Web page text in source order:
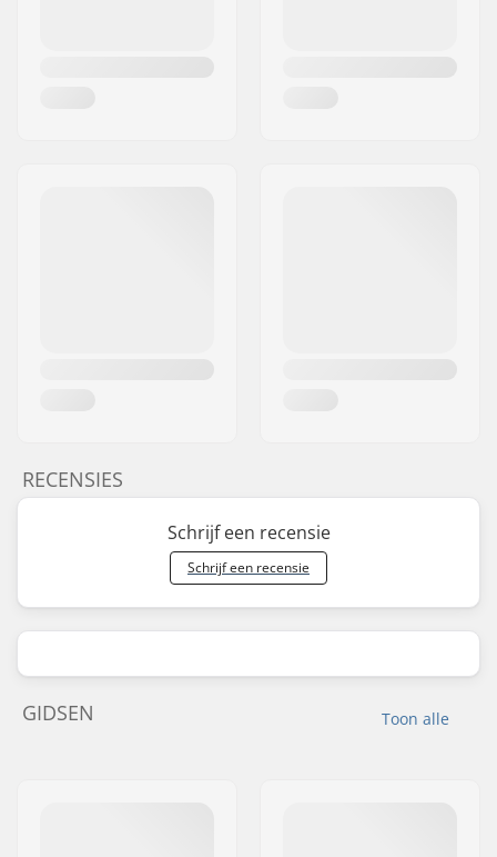
RECENSIES
Schrijf een recensie
Schrijf een recensie
Toon alle
GIDSEN